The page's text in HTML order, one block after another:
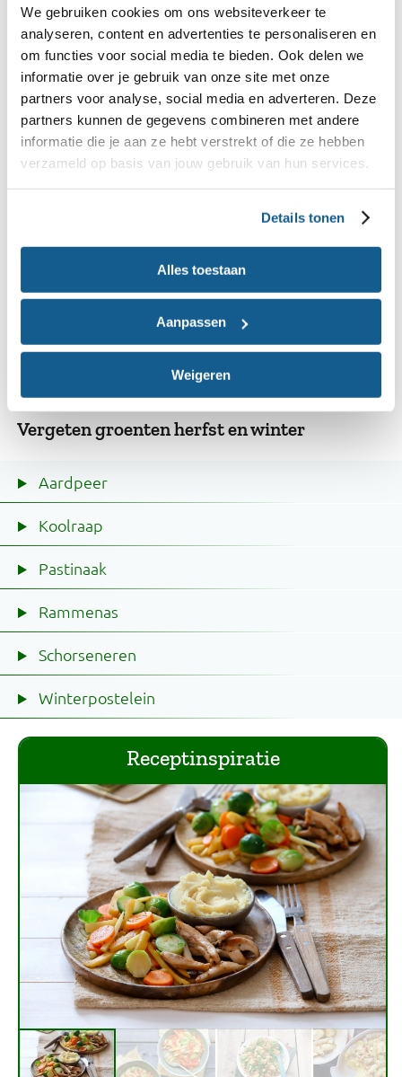
We gebruiken cookies om ons websiteverkeer te
analyseren, content en advertenties te personaliseren en
om functies voor social media te bieden. Ook delen we
informatie over je gebruik van onze site met onze
partners voor analyse, social media en adverteren. Deze
partners kunnen de gegevens combineren met andere
informatie die je aan ze hebt verstrekt of die ze hebben
verzameld op basis van jouw gebruik van hun services.
Details tonen
Alles toestaan
Aanpassen
Weigeren
Koolrabisalade met tuinkers
Vergeten groenten herfst en winter
Aardpeer
Koolraap
Pastinaak
Rammenas
Schorseneren
Winterpostelein
Receptinspiratie